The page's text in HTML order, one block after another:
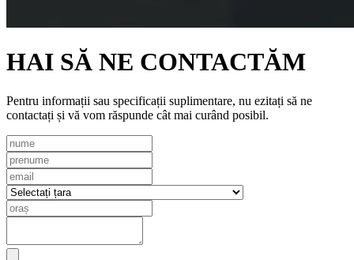
HAI SĂ NE CONTACTĂM
Pentru informații sau specificații suplimentare, nu ezitați să ne
contactați și vă vom răspunde cât mai curând posibil.